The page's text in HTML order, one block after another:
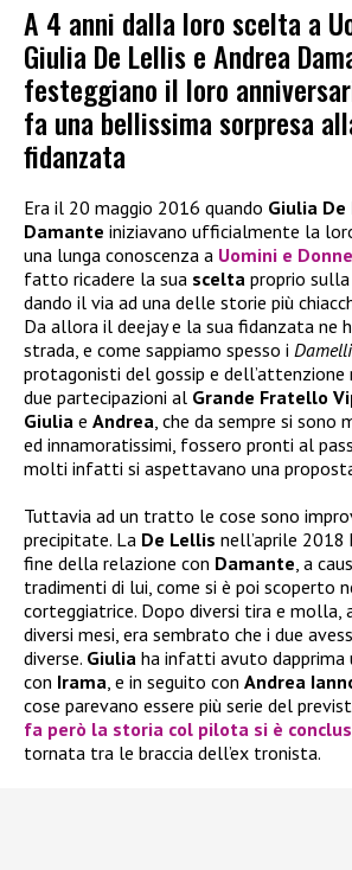
A 4 anni dalla loro scelta a
Giulia De Lellis e Andrea
festeggiano il loro
fa una bellissima sorpresa
fidanzata
Era il 20 maggio 2016 quando Giulia
Damante iniziavano ufficialmente la
una lunga conoscenza a Uomini e Donne
fatto ricadere la sua scelta proprio
dando il via ad una delle storie più
Da allora il deejay e la sua fidanzata ne
strada, e come sappiamo spesso i
protagonisti del gossip e dell’attenzione
due partecipazioni al Grande Fratello
Giulia e Andrea, che da sempre si sono
ed innamoratissimi, fossero pronti al
molti infatti si aspettavano una
Tuttavia ad un tratto le cose sono
precipitate. La De Lellis nell’aprile
fine della relazione con Damante, a
tradimenti di lui, come si è poi scoperto
corteggiatrice. Dopo diversi tira e molla,
diversi mesi, era sembrato che i due
diverse. Giulia ha infatti avuto dapprima
con Irama, e in seguito con Andrea
cose parevano essere più serie del
fa però la storia col pilota si è
tornata tra le braccia dell’ex tronista.